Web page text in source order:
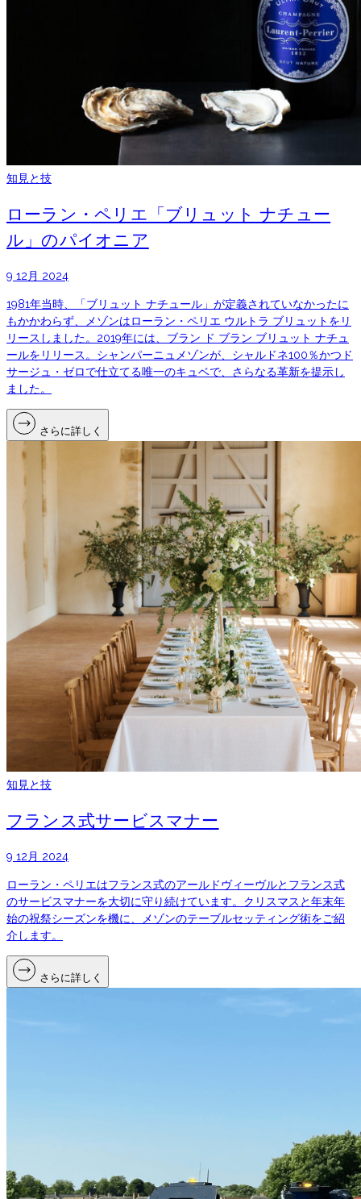
知見と技
ローラン・ペリエ「ブリュット ナチュー
ル」のパイオニア
9 12月 2024
1981年当時、「ブリュット ナチュール」が定義されていなかったに
もかかわらず、メゾンはローラン・ペリエ ウルトラ ブリュットをリ
リースしました。2019年には、ブラン ド ブラン ブリュット ナチュ
ールをリリース。シャンパーニュメゾンが、シャルドネ100％かつド
サージュ・ゼロで仕立てる唯一のキュベで、さらなる革新を提示し
ました。
さらに詳しく
知見と技
フランス式サービスマナー
9 12月 2024
ローラン・ペリエはフランス式のアールドヴィーヴルとフランス式
のサービスマナーを大切に守り続けています。クリスマスと年末年
始の祝祭シーズンを機に、メゾンのテーブルセッティング術をご紹
介します。
さらに詳しく